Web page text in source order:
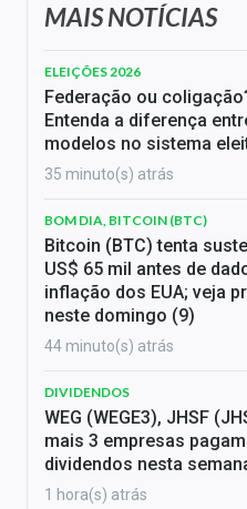
MAIS NOTÍCIAS
ELEIÇÕES 2026
Federação ou
Entenda a diferença
modelos no sistema
35 minuto(s) atrás
BOM DIA, BITCOIN (BTC)
Bitcoin (BTC) tenta
US$ 65 mil antes de
inflação dos EUA; veja
neste domingo (9)
44 minuto(s) atrás
DIVIDENDOS
WEG (WEGE3), JHSF
mais 3 empresas pagam
dividendos nesta
1 hora(s) atrás